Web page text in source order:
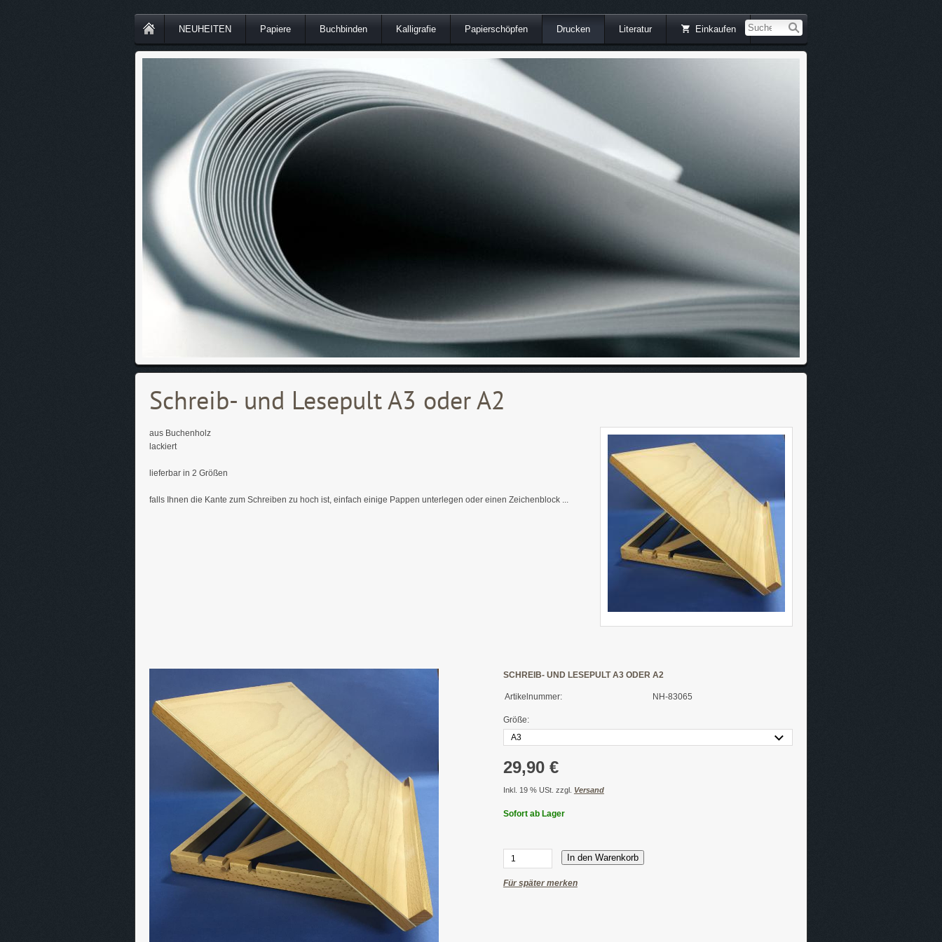
NEUHEITEN Papiere Buchbinden Kalligrafie Papierschöpfen Drucken Literatur Einkaufen
Schreib- und Lesepult A3 oder A2
aus Buchenholz
lackiert
lieferbar in 2 Größen
falls Ihnen die Kante zum Schreiben zu hoch ist, einfach einige Pappen unterlegen oder einen Zeichenblock ...
SCHREIB- UND LESEPULT A3 ODER A2
Artikelnummer: NH-83065
Größe:
29,90 €
Inkl. 19 % USt. zzgl. Versand
Sofort ab Lager
In den Warenkorb
Für später merken